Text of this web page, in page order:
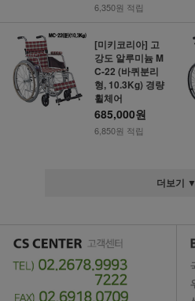
6,350원 적립
[미키코리아] 고
강도 알루미늄 M
C-22 (바퀴분리
형, 10.3Kg) 경량
휠체어
685,000원
6,850원 적립
더보기 ▼